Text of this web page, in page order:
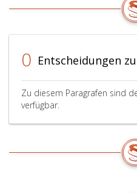
0 Entscheidungen zu
Zu diesem Paragrafen sind
verfügbar.